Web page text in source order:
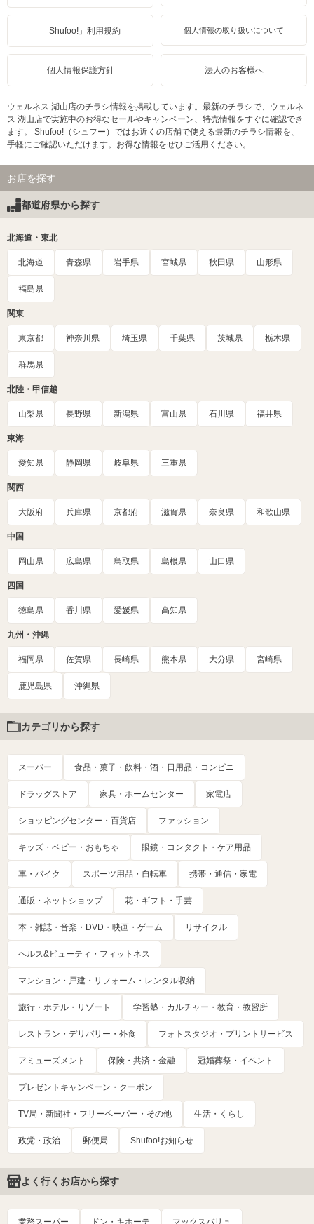
「Shufoo!」利用規約 個人情報の取り扱いについて
個人情報保護方針 法人のお客様へ
ウェルネス 湖山店のチラシ情報を掲載しています。最新のチラシで、ウェルネ
ス 湖山店で実施中のお得なセールやキャンペーン、特売情報をすぐに確認でき
ます。 Shufoo!（シュフー）ではお近くの店舗で使える最新のチラシ情報を、
手軽にご確認いただけます。お得な情報をぜひご活用ください。
お店を探す
都道府県から探す
北海道・東北
北海道 青森県 岩手県 宮城県 秋田県 山形県
福島県
関東
東京都 神奈川県 埼玉県 千葉県 茨城県 栃木県
群馬県
北陸・甲信越
山梨県 長野県 新潟県 富山県 石川県 福井県
東海
愛知県 静岡県 岐阜県 三重県
関西
大阪府 兵庫県 京都府 滋賀県 奈良県 和歌山県
中国
岡山県 広島県 鳥取県 島根県 山口県
四国
徳島県 香川県 愛媛県 高知県
九州・沖縄
福岡県 佐賀県 長崎県 熊本県 大分県 宮崎県
鹿児島県 沖縄県
カテゴリから探す
スーパー 食品・菓子・飲料・酒・日用品・コンビニ
ドラッグストア 家具・ホームセンター 家電店
ショッピングセンター・百貨店 ファッション
キッズ・ベビー・おもちゃ 眼鏡・コンタクト・ケア用品
車・バイク スポーツ用品・自転車 携帯・通信・家電
通販・ネットショップ 花・ギフト・手芸
本・雑誌・音楽・DVD・映画・ゲーム リサイクル
ヘルス&ビューティ・フィットネス
マンション・戸建・リフォーム・レンタル収納
旅行・ホテル・リゾート 学習塾・カルチャー・教育・教習所
レストラン・デリバリー・外食 フォトスタジオ・プリントサービス
アミューズメント 保険・共済・金融 冠婚葬祭・イベント
プレゼントキャンペーン・クーポン
TV局・新聞社・フリーペーパー・その他 生活・くらし
政党・政治 郵便局 Shufoo!お知らせ
よく行くお店から探す
業務スーパー ドン・キホーテ マックスバリュ